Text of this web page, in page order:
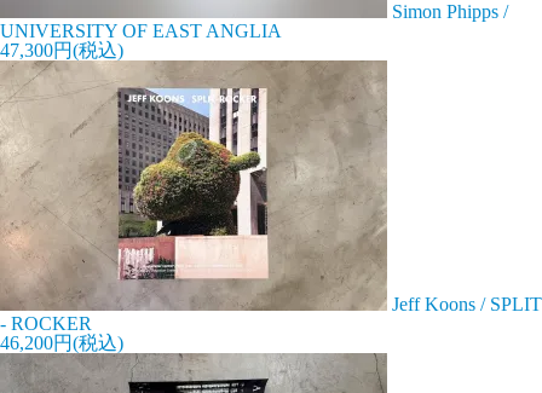
Simon Phipps /
UNIVERSITY OF EAST ANGLIA
47,300円(税込)
Jeff Koons / SPLIT
- ROCKER
46,200円(税込)